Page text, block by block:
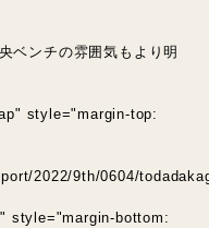
ベンチの雰囲気もより明
style="margin-top:
2022/9th/0604/
style="margin-bottom: